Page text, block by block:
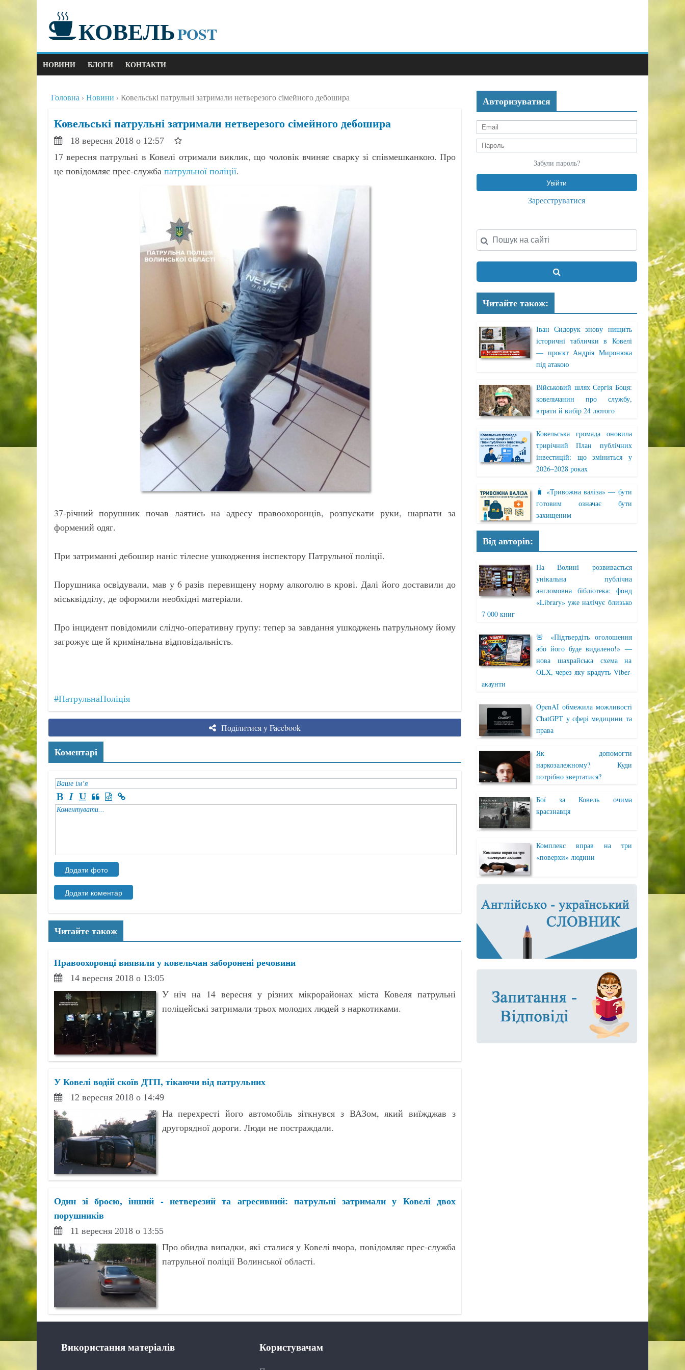
КОВЕЛЬPOST
НОВИНИ БЛОГИ КОНТАКТИ
Головна Новини Ковельські патрульні затримали нетверезого сімейного дебошира
Ковельські патрульні затримали нетверезого сімейного дебошира
18 вересня 2018 о 12:57
17 вересня патрульні в Ковелі отримали виклик, що чоловік вчиняє сварку зі співмешканкою. Про
це повідомляє прес-служба патрульної поліції.
37-річний порушник почав лаятись на адресу правоохоронців, розпускати руки, шарпати за
формений одяг.
При затриманні дебошир наніс тілесне ушкодження інспектору Патрульної поліції.
Порушника освідували, мав у 6 разів перевищену норму алкоголю в крові. Далі його доставили до
міськвідділу, де оформили необхідні матеріали.
Про інцидент повідомили слідчо-оперативну групу: тепер за завдання ушкоджень патрульному йому
загрожує ще й кримінальна відповідальність.
#ПатрульнаПоліція
Поділитися у Facebook
Коментарі
Читайте також
Правоохоронці виявили у ковельчан заборонені речовини
14 вересня 2018 о 13:05
У ніч на 14 вересня у різних мікрорайонах міста Ковеля патрульні
поліцейські затримали трьох молодих людей з наркотиками.
У Ковелі водій скоїв ДТП, тікаючи від патрульних
12 вересня 2018 о 14:49
На перехресті його автомобіль зіткнувся з ВАЗом, який виїжджав з
другорядної дороги. Люди не постраждали.
Один зі броєю, інший - нетверезий та агресивний: патрульні затримали у Ковелі двох
порушників
11 вересня 2018 о 13:55
Про обидва випадки, які сталися у Ковелі вчора, повідомляє прес-служба
патрульної поліції Волинської області.
Авторизуватися
Забули пароль?
Зареєструватися
Читайте також:
Іван Сидорук знову нищить
історичні таблички в Ковелі
— проєкт Андрія Миронюка
під атакою
Військовий шлях Сергія Боця:
ковельчанин про службу,
втрати й вибір 24 лютого
Ковельська громада оновила
трирічний План публічних
інвестицій: що зміниться у
2026–2028 роках
🧳 «Тривожна валіза» — бути
готовим означає бути
захищеним
Від авторів:
На Волині розвивається
унікальна публічна
англомовна бібліотека: фонд
«Library» уже налічує близько
7 000 книг
🚨 «Підтвердіть оголошення
або його буде видалено!» —
нова шахрайська схема на
OLX, через яку крадуть Viber-
акаунти
OpenAI обмежила можливості
ChatGPT у сфері медицини та
права
Як допомогти
наркозалежному? Куди
потрібно звертатися?
Бої за Ковель очима
краєзнавця
Комплекс вправ на три
«поверхи» людини
Використання матеріалів Користувачам